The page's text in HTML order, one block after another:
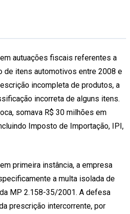
autuações fiscais referentes a
de itens automotivos entre 2008 e
incompleta de produtos, a
incorreta de alguns itens.
somava R$ 30 milhões em
Imposto de Importação, IPI,
primeira instância, a empresa
a multa isolada de
MP 2.158-35/2001. A defesa
prescrição intercorrente, por